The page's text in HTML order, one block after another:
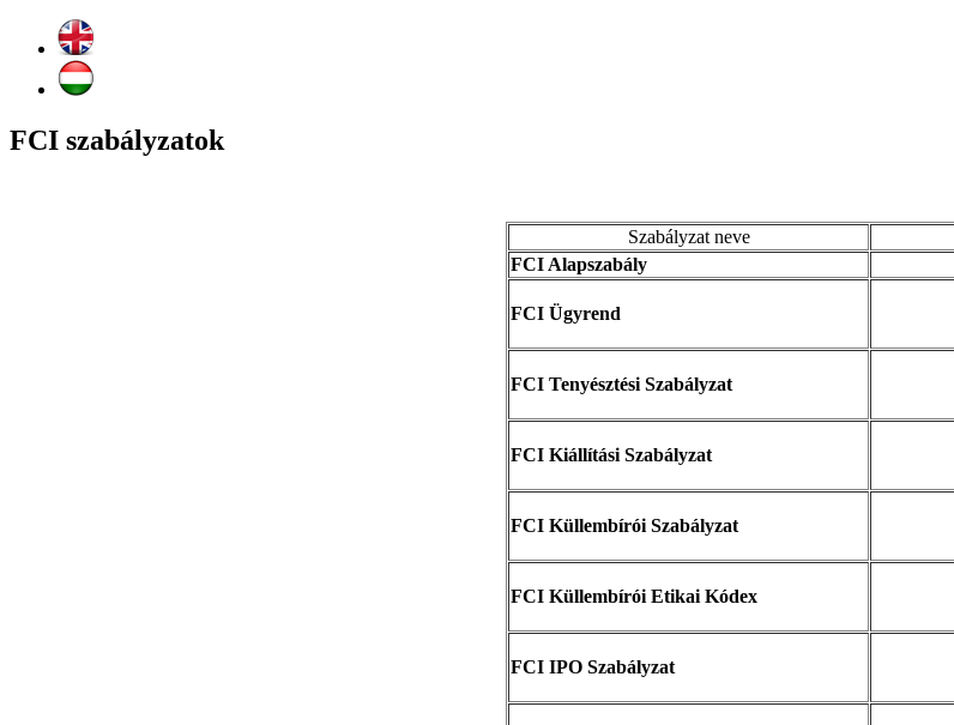
FCI szabályzatok
Szabályzat neve
FCI Alapszabály
FCI Ügyrend
FCI Tenyésztési Szabályzat
FCI Kiállítási Szabályzat
FCI Küllembírói Szabályzat
FCI Küllembírói Etikai Kódex
FCI IPO Szabályzat